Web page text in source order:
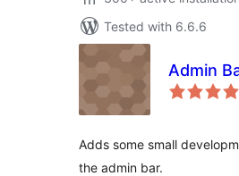
Tested with 6.6.6
Admin
Adds some small
the admin bar.